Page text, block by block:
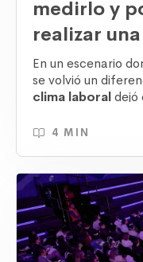
medirlo y
realizar
En un escenario
se volvió un
clima laboraldejó
evalúan y
4 MIN